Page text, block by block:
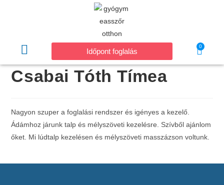
Időpont foglalás
0
Csabai Tóth Tímea
Nagyon szuper a foglalási rendszer és igényes a kezelő.
Ádámhoz járunk talp és mélyszöveti kezelésre. Szívből ajánlom
őket. Mi lúdtalp kezelésen és mélyszöveti masszázson voltunk.